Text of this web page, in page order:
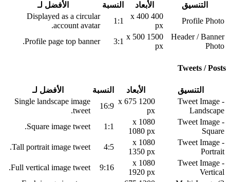
التنسيق الأبعاد النسبة
الأفضل لـ
Profile Photo
400 x 400
px
1:1
Displayed as a circular
account avatar.
Header / Banner
Photo
1500 x 500
px
3:1
Profile page top banner.
Tweets / Posts
التنسيق الأبعاد النسبة
الأفضل لـ
Tweet Image -
Landscape
1200 x 675
px
16:9
Single landscape image
tweet.
Tweet Image -
Square
1080 x
1080 px
1:1
Square image tweet.
Tweet Image -
Portrait
1080 x
1350 px
4:5
Tall portrait image tweet.
Tweet Image -
Vertical
1080 x
1920 px
9:16
Full vertical image tweet.